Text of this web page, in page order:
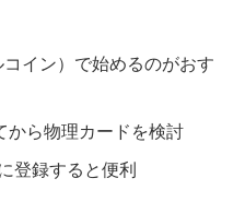
イン）で始めるのがおす
から物理カードを検討
登録すると便利